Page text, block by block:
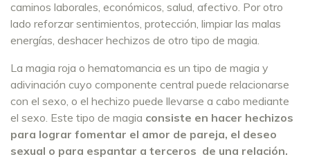
caminos laborales, económicos, salud, afectivo. Por otro
lado reforzar sentimientos, protección, limpiar las malas
energías, deshacer hechizos de otro tipo de magia.
La magia roja o hematomancia es un tipo de magia y
adivinación cuyo componente central puede relacionarse
con el sexo, o el hechizo puede llevarse a cabo mediante
el sexo. Este tipo de magia consiste en hacer hechizos
para lograr fomentar el amor de pareja, el deseo
sexual o para espantar a terceros de una relación.